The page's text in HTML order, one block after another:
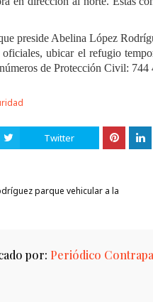
preside Abelina López
ubicar el refugio
de Protección Civil:
Twitter
parque vehicular a la
por: Periódico